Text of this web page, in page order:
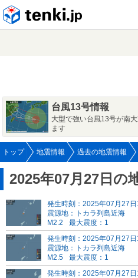
台風13号情報
大型で強い台風13号が南
ます
トップ 地震情報 過去の地震情報
2025年07月27日の
発生時刻：2025年07月27
震源地：トカラ列島近海
M2.2
最大震度：1
発生時刻：2025年07月27
震源地：トカラ列島近海
M2.5
最大震度：1
発生時刻：2025年07月27